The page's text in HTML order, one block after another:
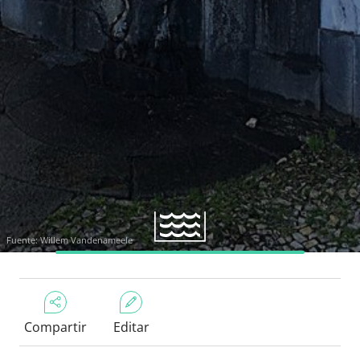
Fuente: Willem Vandenameele
Compartir Editar